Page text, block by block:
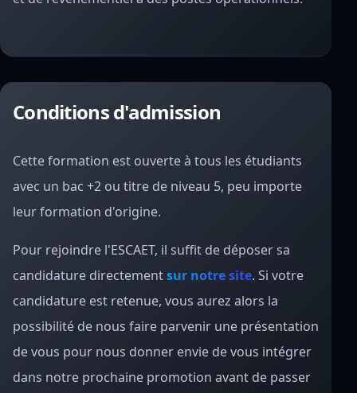
Conditions d'admission
Cette formation est ouverte à tous les étudiants
avec un bac +2 ou titre de niveau 5, peu importe
leur formation d'origine.
Pour rejoindre l'ESCAET, il suffit de déposer sa
candidature directementsur notre site. Si votre
candidature est retenue, vous aurez alors la
possibilité de nous faire parvenir une présentation
de vous pour nous donner envie de vous intégrer
dans notre prochaine promotion avant de passer